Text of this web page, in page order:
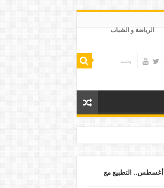
الرياضة و الشباب
السيسي وكوشنر يبحثان الشق السياسي لصفقة القرن.. الجمعة 2 أغسطس.. التطبيع مع